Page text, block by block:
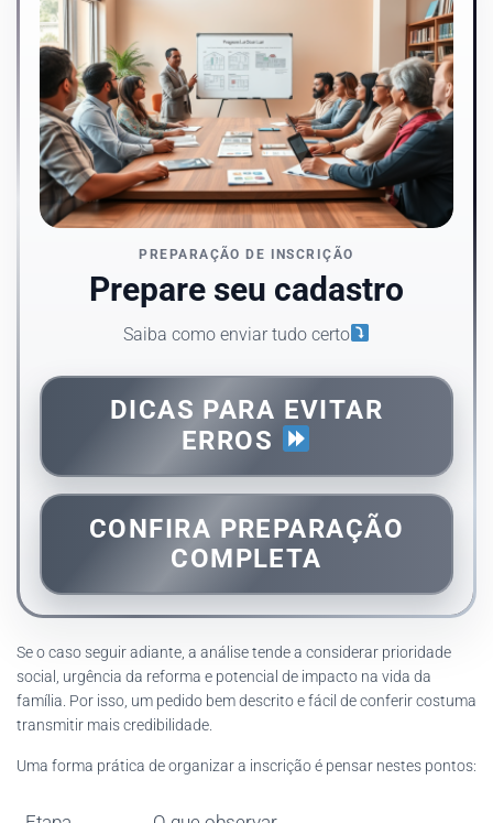
PREPARAÇÃO DE INSCRIÇÃO
Prepare seu cadastro
Saiba como enviar tudo certo
DICAS PARA EVITAR
ERROS
CONFIRA PREPARAÇÃO
COMPLETA
Se o caso seguir adiante, a análise tende a considerar prioridade
social, urgência da reforma e potencial de impacto na vida da
família. Por isso, um pedido bem descrito e fácil de conferir costuma
transmitir mais credibilidade.
Uma forma prática de organizar a inscrição é pensar nestes pontos: